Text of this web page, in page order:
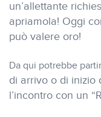
un’allettante
apriamola! Oggi
può valere oro!
Da qui potrebbe
di arrivo o di inizio
l’incontro con un